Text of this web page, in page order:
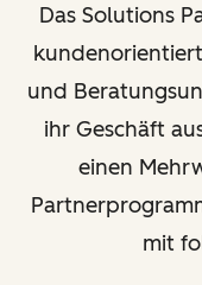
Das Solutions
und
ihr Geschäft
einen
mit